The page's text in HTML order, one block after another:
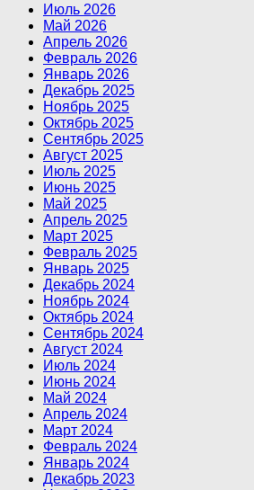
Июль 2026
Май 2026
Апрель 2026
Февраль 2026
Январь 2026
Декабрь 2025
Ноябрь 2025
Октябрь 2025
Сентябрь 2025
Август 2025
Июль 2025
Июнь 2025
Май 2025
Апрель 2025
Март 2025
Февраль 2025
Январь 2025
Декабрь 2024
Ноябрь 2024
Октябрь 2024
Сентябрь 2024
Август 2024
Июль 2024
Июнь 2024
Май 2024
Апрель 2024
Март 2024
Февраль 2024
Январь 2024
Декабрь 2023